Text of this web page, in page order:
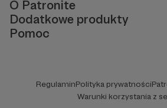
O Patronite
Dodatkowe produkty
Pomoc
RegulaminPolityka prywatności
Warunki korzystania z